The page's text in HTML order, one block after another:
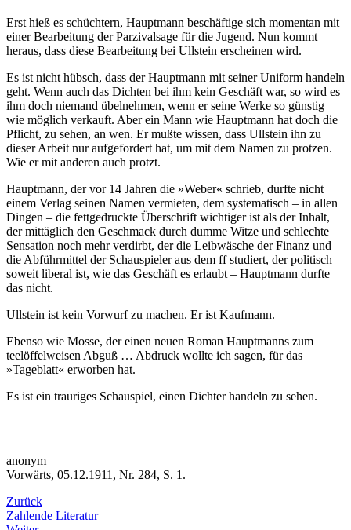
Erst hieß es schüchtern, Hauptmann beschäftige sich momentan mit
einer Bearbeitung der Parzivalsage für die Jugend. Nun kommt
heraus, dass diese Bearbeitung bei Ullstein erscheinen wird.
Es ist nicht hübsch, dass der Hauptmann mit seiner Uniform handeln
geht. Wenn auch das Dichten bei ihm kein Geschäft war, so wird es
ihm doch niemand übelnehmen, wenn er seine Werke so günstig
wie möglich verkauft. Aber ein Mann wie Hauptmann hat doch die
Pflicht, zu sehen, an wen. Er mußte wissen, dass Ullstein ihn zu
dieser Arbeit nur aufgefordert hat, um mit dem Namen zu protzen.
Wie er mit anderen auch protzt.
Hauptmann, der vor 14 Jahren die »Weber« schrieb, durfte nicht
einem Verlag seinen Namen vermieten, dem systematisch – in allen
Dingen – die fettgedruckte Überschrift wichtiger ist als der Inhalt,
der mittäglich den Geschmack durch dumme Witze und schlechte
Sensation noch mehr verdirbt, der die Leibwäsche der Finanz und
die Abführmittel der Schauspieler aus dem ff studiert, der politisch
soweit liberal ist, wie das Geschäft es erlaubt – Hauptmann durfte
das nicht.
Ullstein ist kein Vorwurf zu machen. Er ist Kaufmann.
Ebenso wie Mosse, der einen neuen Roman Hauptmanns zum
teelöffelweisen Abguß … Abdruck wollte ich sagen, für das
»Tageblatt« erworben hat.
Es ist ein trauriges Schauspiel, einen Dichter handeln zu sehen.
anonym
Vorwärts, 05.12.1911, Nr. 284, S. 1.
Zurück
Zahlende Literatur